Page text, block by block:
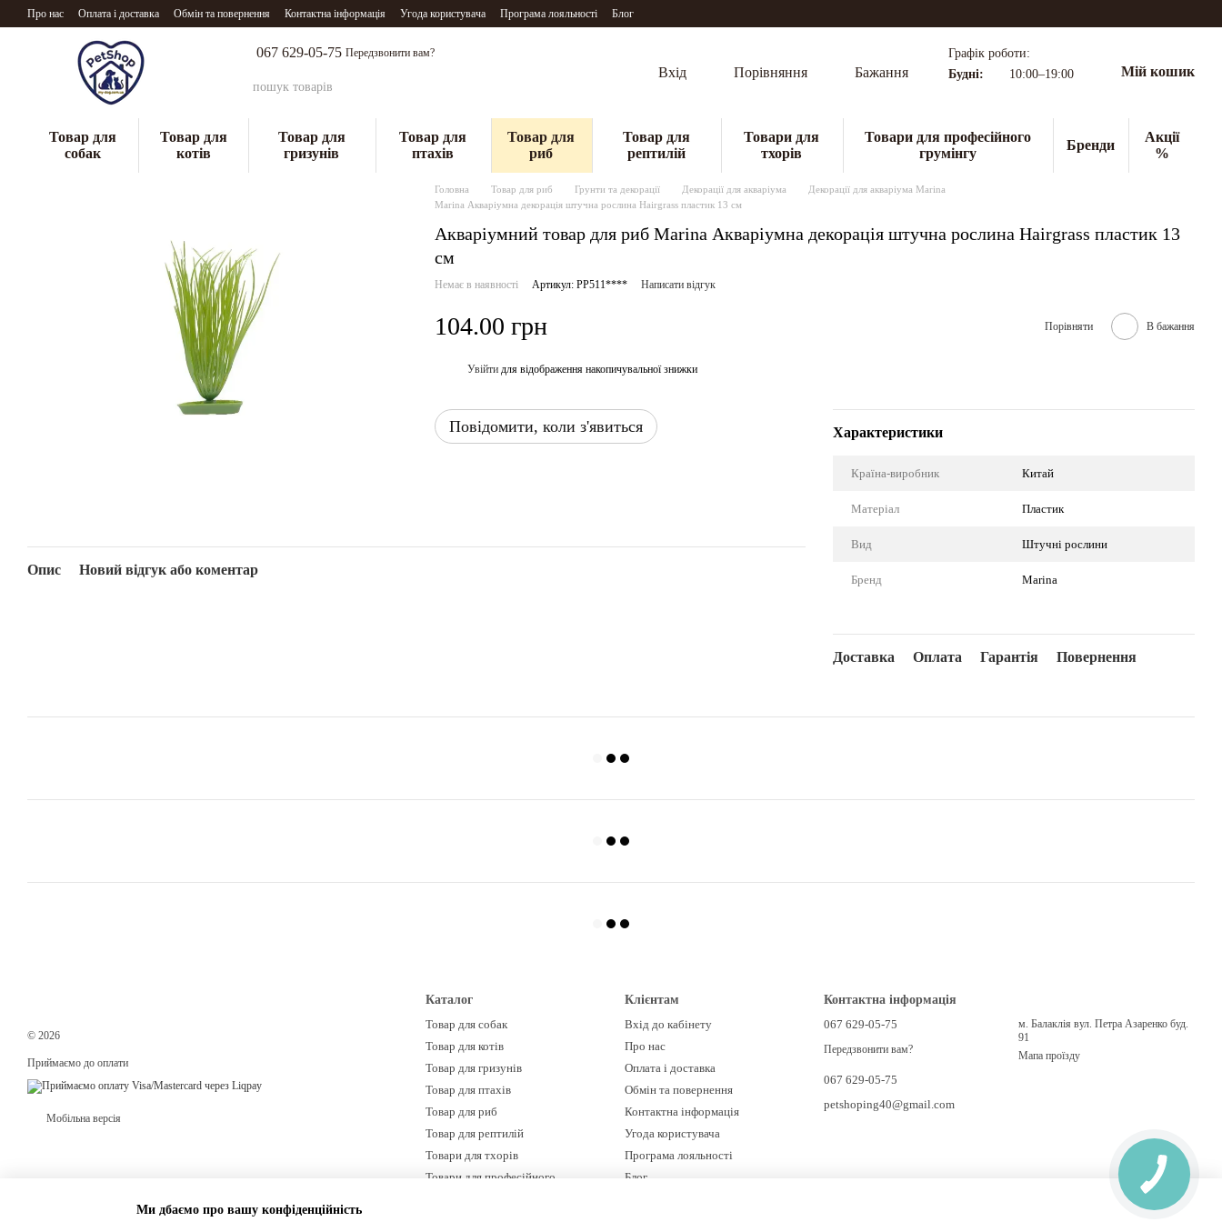
Перейти до основного контенту
Про нас Оплата і доставка Обмін та повернення Контактна інформація Угода користувача Програма лояльності Блог
067 629-05-75 Передзвонити вам?
Вхід Порівняння Бажання
Графік роботи:
Будні:
10:00–19:00 Мій кошик
Товар для
собак
Товар для
котів
Товар для
гризунів
Товар для
птахів
Товар для
риб
Товар для
рептилій
Товари для
тхорів
Товари для професійного
грумінгу
Бренди
Акції
%
Головна Товар для риб Грунти та декорації Декорації для акваріума
Декорації для акваріума Marina
Marina Акваріумна декорація штучна рослина Hairgrass пластик 13 см
Акваріумний товар для риб Marina Акваріумна декорація штучна рослина Hairgrass пластик 13
см
Немає в наявності Артикул: PP511**** Написати відгук
104.00 грн Порівняти В бажання
Увійти для відображення накопичувальної знижки
Повідомити, коли з'явиться Характеристики
Країна-виробник Китай
Матеріал Пластик
Вид Штучні рослини
Бренд Marina
Доставка Оплата Гарантія Повернення
Опис Новий відгук або коментар
© 2026
Приймаємо до оплати
Мобільна версія
Каталог
Товар для собак
Товар для котів
Товар для гризунів
Товар для птахів
Товар для риб
Товар для рептилій
Товари для тхорів
Товари для професійного
Клієнтам
Вхід до кабінету
Про нас
Оплата і доставка
Обмін та повернення
Контактна інформація
Угода користувача
Програма лояльності
Блог
Контактна інформація
067 629-05-75
Передзвонити вам?
067 629-05-75
petshoping40@gmail.com
м. Балаклія вул. Петра Азаренко буд.
91
Мапа проїзду
Ми дбаємо про вашу конфіденційність